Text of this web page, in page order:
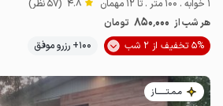
1 خوابه . 100 متر . تا 12 مهمان 4.8 (57 نظر)
هر شب از 850٬000 تومان
5% تخفیف از 2 شب
100+ رزرو موفق
مـمـتــــــاز